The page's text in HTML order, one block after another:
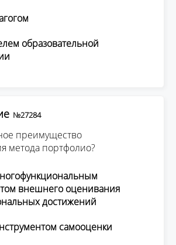
образовательной
№27284
преимущество
метода портфолио?
внешнего оценивания
достижений
самооценки